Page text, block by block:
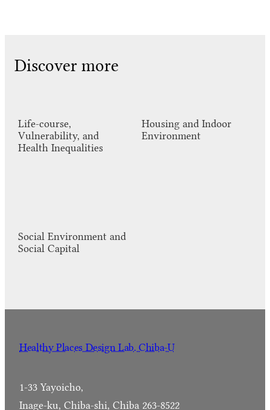
Discover more
Life-course,
Vulnerability, and
Health Inequalities
Housing and Indoor
Environment
Social Environment and
Social Capital
Healthy Places Design Lab. Chiba-U
1-33 Yayoicho,
Inage-ku, Chiba-shi, Chiba 263-8522